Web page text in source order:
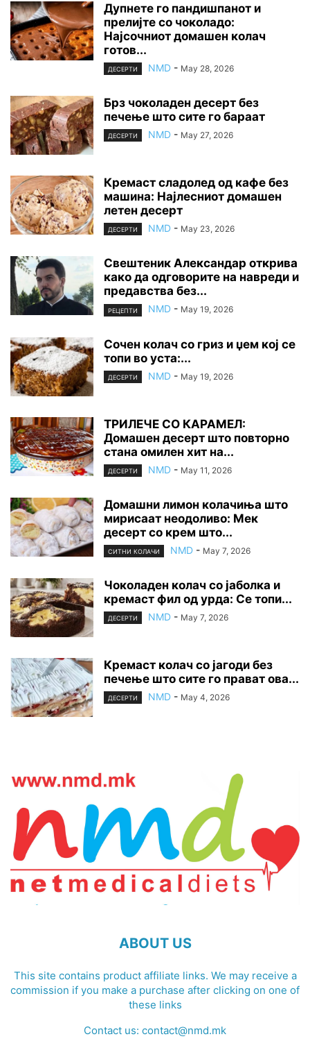
Дупнете го пандишпанот и
прелијте со чоколадо:
Најсочниот домашен колач
готов...
ДЕСЕРТИ NMD - May 28, 2026
Брз чоколаден десерт без
печење што сите го бараат
ДЕСЕРТИ NMD - May 27, 2026
Кремаст сладолед од кафе без
машина: Најлесниот домашен
летен десерт
ДЕСЕРТИ NMD - May 23, 2026
Свештеник Александар открива
како да одговорите на навреди и
предавства без...
РЕЦЕПТИ NMD - May 19, 2026
Сочен колач со гриз и џем кој се
топи во уста:...
ДЕСЕРТИ NMD - May 19, 2026
ТРИЛЕЧЕ СО КАРАМЕЛ:
Домашен десерт што повторно
стана омилен хит на...
ДЕСЕРТИ NMD - May 11, 2026
Домашни лимон колачиња што
мирисаат неодоливо: Мек
десерт со крем што...
СИТНИ КОЛАЧИ NMD - May 7, 2026
Чоколаден колач со јаболка и
кремаст фил од урда: Се топи...
ДЕСЕРТИ NMD - May 7, 2026
Кремаст колач со јагоди без
печење што сите го прават ова...
ДЕСЕРТИ NMD - May 4, 2026
ABOUT US
This site contains product affiliate links. We may receive a
commission if you make a purchase after clicking on one of
these links
Contact us: contact@nmd.mk